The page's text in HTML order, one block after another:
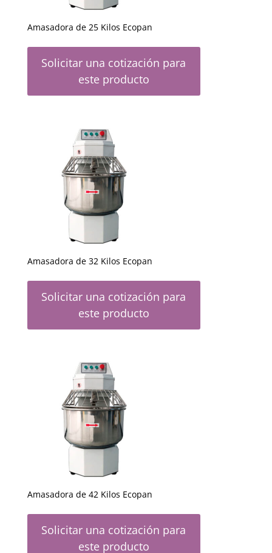
Amasadora de 25 Kilos Ecopan
Solicitar una cotización para
este producto
Amasadora de 32 Kilos Ecopan
Solicitar una cotización para
este producto
Amasadora de 42 Kilos Ecopan
Solicitar una cotización para
este producto